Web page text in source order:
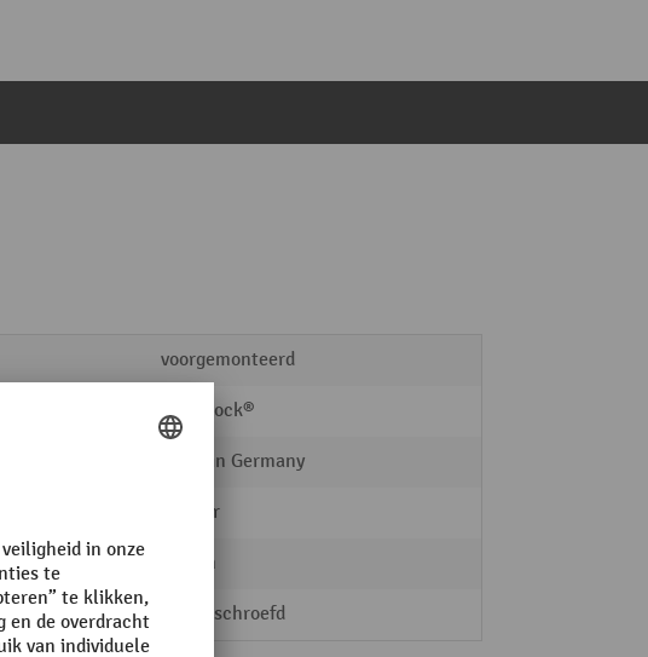
voorgemonteerd
Steinbock®
Made in Germany
Starter
40 mm
vastgeschroefd